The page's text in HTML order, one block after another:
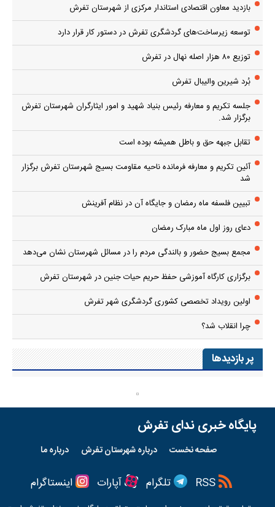
بازدید معاون اقتصادی استاندار مرکزی از شهرستان تفرش
توسعه زیرساخت‌های گردشگری تفرش در دستور کار قرار دارد
توزیع ۸۰ هزار اصله نهال در تفرش
بُرد شیرین والیبال تفرش
جلسه تکریم و معارفه رئیس بنیاد شهید و امور ایثارگران شهرستان تفرش
برگزار شد.
تقابل جبهه حق و باطل همیشه بوده است
آئین تکریم و معارفه فرمانده ناحیه مقاومت بسیج شهرستان تفرش برگزار
شد
تبیین فلسفه ماه رمضان و جایگاه آن در نظام آفرینش
دعای روز اول ماه مبارک رمضان
مجمع بسیج حضور و بالندگی مردم را در مسائل شهرستان نشان می‌دهد
برگزاری کارگاه آموزشی حفظ حریم حیات جنین در شهرستان تفرش
اولین رویداد تخصصی کشوری گردشگری شهر تفرش
چرا انقلاب شد؟
پر بازدیدها
پایگاه خبری ندای تفرش
صفحه نخست درباره شهرستان تفرش درباره ما
تلگرام آپارات اینستاگرام